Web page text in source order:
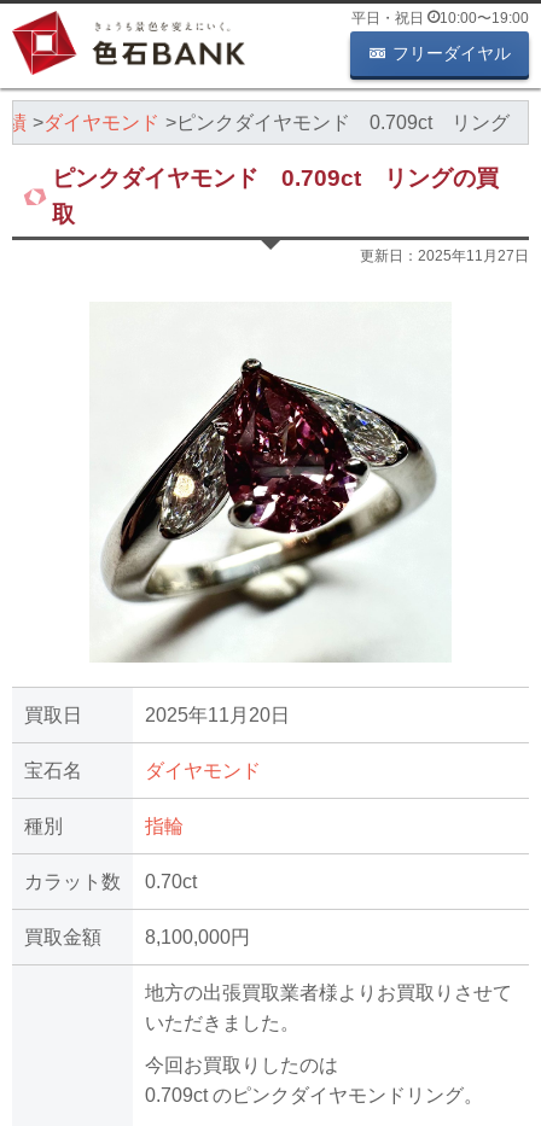
平日・祝日 10:00〜19:00
フリーダイヤル
績 ダイヤモンド ピンクダイヤモンド 0.709ct リング
ピンクダイヤモンド 0.709ct リングの買
取
更新日： 2025年11月27日
買取日 2025年11月20日
宝石名 ダイヤモンド
種別 指輪
カラット数 0.70ct
買取金額 8,100,000円
地方の出張買取業者様よりお買取りさせて
いただきました。
今回お買取りしたのは
0.709ct のピンクダイヤモンドリング。